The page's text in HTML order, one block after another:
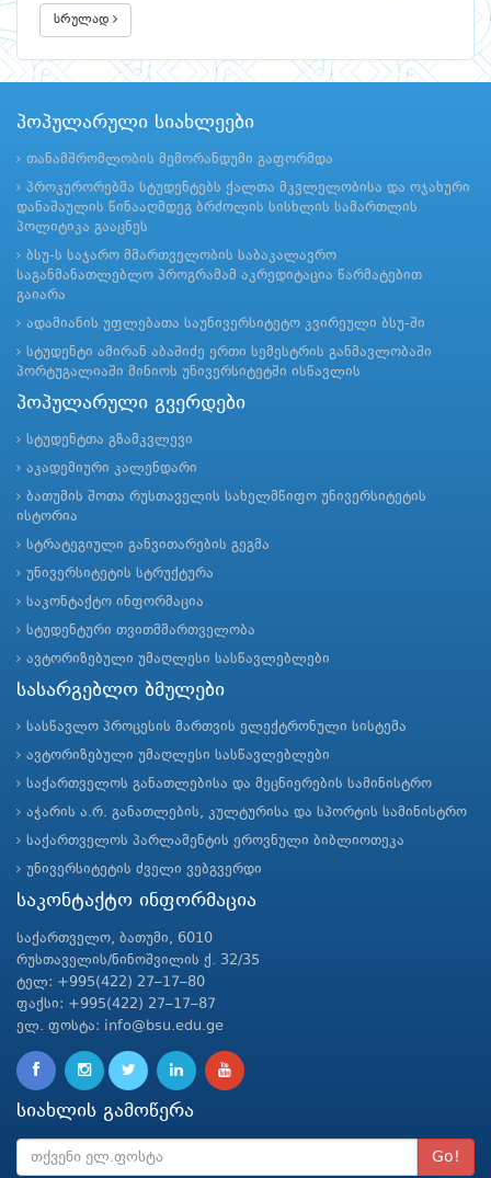
სრულად
პოპულარული სიახლეები
თანამშრომლობის მემორანდუმი გაფორმდა
პროკურორებმა სტუდენტებს ქალთა მკვლელობისა და ოჯახური
დანაშაულის წინააღმდეგ ბრძოლის სისხლის სამართლის
პოლიტიკა გააცნეს
ბსუ-ს საჯარო მმართველობის საბაკალავრო
საგანმანათლებლო პროგრამამ აკრედიტაცია წარმატებით
გაიარა
ადამიანის უფლებათა საუნივერსიტეტო კვირეული ბსუ-ში
სტუდენტი ამირან აბაშიძე ერთი სემესტრის განმავლობაში
პორტუგალიაში მინიოს უნივერსიტეტში ისწავლის
პოპულარული გვერდები
სტუდენტთა გზამკვლევი
აკადემიური კალენდარი
ბათუმის შოთა რუსთაველის სახელმწიფო უნივერსიტეტის
ისტორია
სტრატეგიული განვითარების გეგმა
უნივერსიტეტის სტრუქტურა
საკონტაქტო ინფორმაცია
სტუდენტური თვითმმართველობა
ავტორიზებული უმაღლესი სასწავლებლები
სასარგებლო ბმულები
სასწავლო პროცესის მართვის ელექტრონული სისტემა
ავტორიზებული უმაღლესი სასწავლებლები
საქართველოს განათლებისა და მეცნიერების სამინისტრო
აჭარის ა.რ. განათლების, კულტურისა და სპორტის სამინისტრო
საქართველოს პარლამენტის ეროვნული ბიბლიოთეკა
უნივერსიტეტის ძველი ვებგვერდი
საკონტაქტო ინფორმაცია
საქართველო, ბათუმი, 6010
რუსთაველის/ნინოშვილის ქ. 32/35
ტელ: +995(422) 27–17–80
ფაქსი: +995(422) 27–17–87
ელ. ფოსტა: info@bsu.edu.ge
სიახლის გამოწერა
Go!